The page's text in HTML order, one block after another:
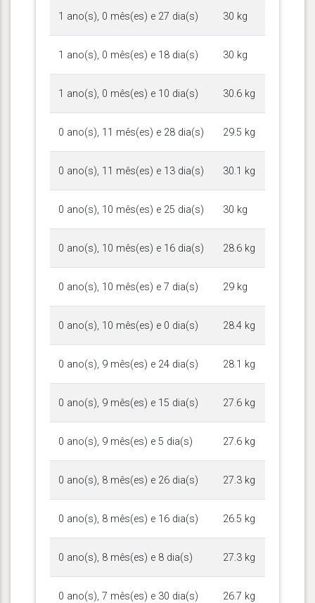
1 ano(s), 0 mês(es) e 27 dia(s) 30 kg
1 ano(s), 0 mês(es) e 18 dia(s) 30 kg
1 ano(s), 0 mês(es) e 10 dia(s) 30.6 kg
0 ano(s), 11 mês(es) e 28 dia(s) 29.5 kg
0 ano(s), 11 mês(es) e 13 dia(s) 30.1 kg
0 ano(s), 10 mês(es) e 25 dia(s) 30 kg
0 ano(s), 10 mês(es) e 16 dia(s) 28.6 kg
0 ano(s), 10 mês(es) e 7 dia(s) 29 kg
0 ano(s), 10 mês(es) e 0 dia(s) 28.4 kg
0 ano(s), 9 mês(es) e 24 dia(s) 28.1 kg
0 ano(s), 9 mês(es) e 15 dia(s) 27.6 kg
0 ano(s), 9 mês(es) e 5 dia(s) 27.6 kg
0 ano(s), 8 mês(es) e 26 dia(s) 27.3 kg
0 ano(s), 8 mês(es) e 16 dia(s) 26.5 kg
0 ano(s), 8 mês(es) e 8 dia(s) 27.3 kg
0 ano(s), 7 mês(es) e 30 dia(s) 26.7 kg